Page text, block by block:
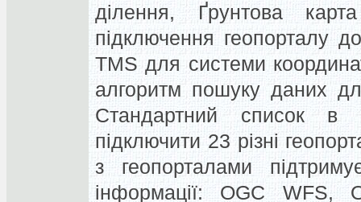
ділення, Ґрунтова
підключення геопорталу
TMS для системи
алгоритм пошуку даних
Стандартний список в
підключити 23 різні
з геопорталами
інформації: OGC